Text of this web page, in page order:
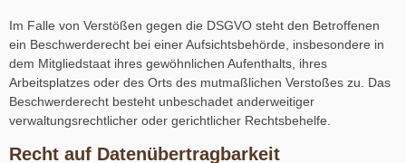
Im Falle von Verstößen gegen die DSGVO steht den Betroffenen
ein Beschwerderecht bei einer Aufsichtsbehörde, insbesondere in
dem Mitgliedstaat ihres gewöhnlichen Aufenthalts, ihres
Arbeitsplatzes oder des Orts des mutmaßlichen Verstoßes zu. Das
Beschwerderecht besteht unbeschadet anderweitiger
verwaltungsrechtlicher oder gerichtlicher Rechtsbehelfe.
Recht auf Daten­übertrag­barkeit